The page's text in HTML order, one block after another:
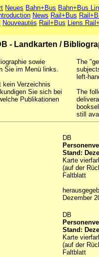
Neues Bahn+Bus Bahn+Bus
News Rail+Bus
Nouveautés Rail+Bus Liens
- Landkarten /
sowie
Sie im Menü links.
kein Verzeichnis
Sie sich bei
Publikationen
The
left-
The
still
DB
Stand:
Karte
(auf der
Faltblatt
Dezember
DB
Stand:
Karte
(auf der
Faltblatt